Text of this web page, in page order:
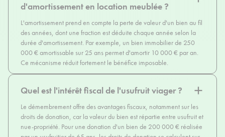
d'amortissement en location meublée ?
L'amortissement prend en compte la perte de valeur d'un bien au fil
des années, dont une fraction est déduite chaque année selon la
durée d'amortissement. Par exemple, un bien immobilier de 250
000 € amortissable sur 25 ans permet d'amortir 10 000 € par an.
Ce mécanisme réduit fortement le bénéfice imposable.
Quel est l'intérêt fiscal de l'usufruit viager ?
Le démembrement offre des avantages fiscaux, notamment sur les
droits de donation, car la valeur du bien est répartie entre usufruit et
nue-propriété. Pour une donation d'un bien de 200 000 € réalisée